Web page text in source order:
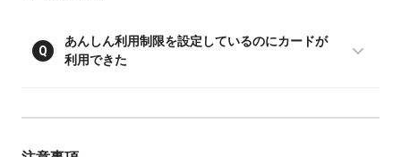
Q
あんしん利用制限を設定しているのにカードが
利用できた
A
PayPayクレジットやPayPay残高チャージ、PayPay残
す。